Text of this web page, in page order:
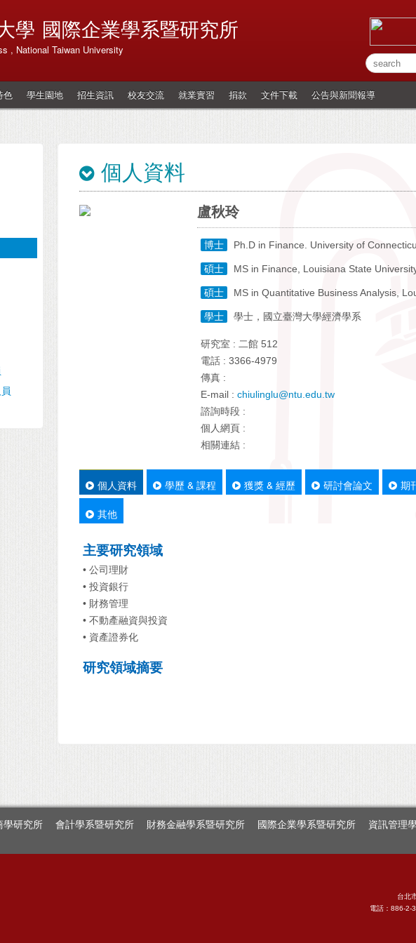
學 國際企業學系暨研究所
, National Taiwan University
色 學生園地 招生資訊 校友交流 就業實習 捐款 文件下載 公告與新聞報導
個人資料
盧秋玲
博士 Ph.D in Finance. University of
碩士 MS in Finance, Louisiana State
碩士 MS in Quantitative Business Analysis,
學士 學士，國立臺灣大學經濟學系
研究室 : 二館 512
電話 : 3366-4979
傳真 :
E-mail : chiulinglu@ntu.edu.tw
諮詢時段 :
個人網頁 :
相關連結 :
個人資料 學歷 & 課程 獲獎 & 經歷 研討會論文 期
其他
主要研究領域
• 公司理財
• 投資銀行
• 財務管理
• 不動產融資與投資
• 資產證券化
研究領域摘要
學研究所 會計學系暨研究所 財務金融學系暨研究所 國際企業學系暨研究所 資訊管理
台北
電話：886-